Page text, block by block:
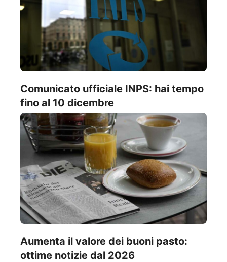
Comunicato ufficiale INPS: hai tempo
fino al 10 dicembre
Aumenta il valore dei buoni pasto:
ottime notizie dal 2026